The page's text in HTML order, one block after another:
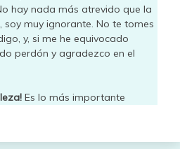
hay nada más atrevido que la
soy muy ignorante. No te tomes
y, si me he equivocado
perdón y agradezco en el
Es lo más importante